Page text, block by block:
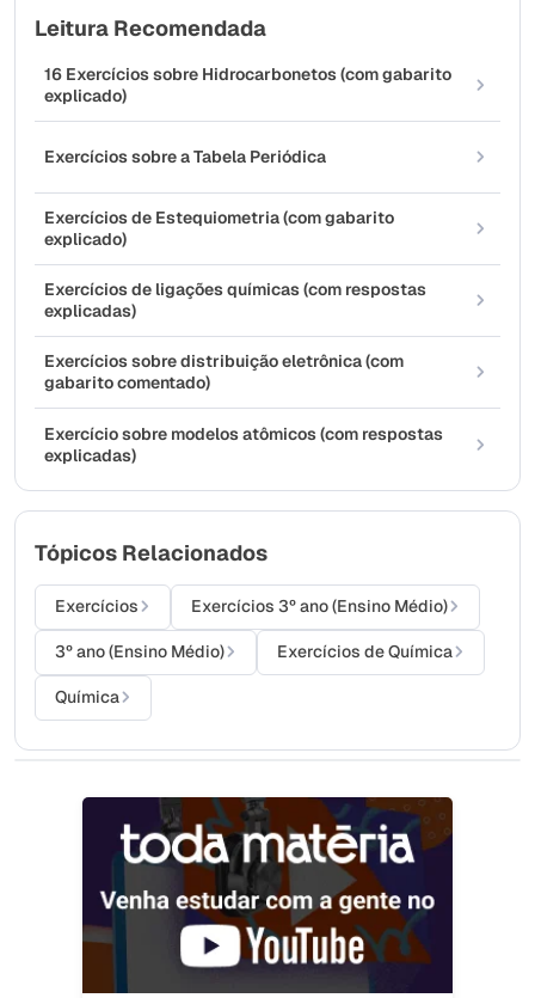
Leitura Recomendada
16 Exercícios sobre Hidrocarbonetos (com gabarito
explicado)
Exercícios sobre a Tabela Periódica
Exercícios de Estequiometria (com gabarito
explicado)
Exercícios de ligações químicas (com respostas
explicadas)
Exercícios sobre distribuição eletrônica (com
gabarito comentado)
Exercício sobre modelos atômicos (com respostas
explicadas)
Tópicos Relacionados
Exercícios Exercícios 3º ano (Ensino Médio)
3º ano (Ensino Médio) Exercícios de Química
Química